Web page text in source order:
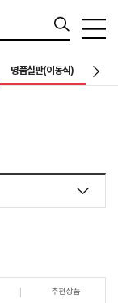
명품칠판(이동식)
추천상품